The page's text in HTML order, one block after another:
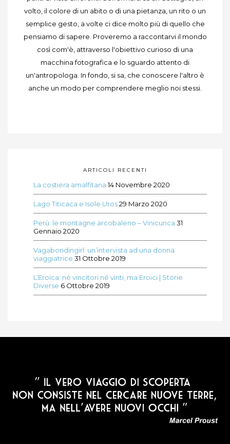
volto, il colore di un abito o di una pietanza, un rito o un
semplice gesto, a volte ci dice molto più di quello che
pensiamo di sapere. Proveremo a raccontarvi il mondo
così com'è, attraverso l'obiettivo curioso di una
macchina fotografica e lo sguardo attento di
un'antropologa. In fondo, si sa, che conoscere l'altro è
anche un modo per comprendere meglio noi stessi.
ARTICOLI RECENTI
La costiera amalfitana 14 Novembre 2020
Lago Titicaca e Isole Uros29 Marzo 2020
Perù: le montagne arcobaleno – Vinicunca 31
Gennaio 2020
Vagabondingirl: un’intervista ad una donna
viaggiatrice 31 Ottobre 2019
L’Eroica: né vincitori né vinti, ma Eroici | Storie
Diverse 6 Ottobre 2019